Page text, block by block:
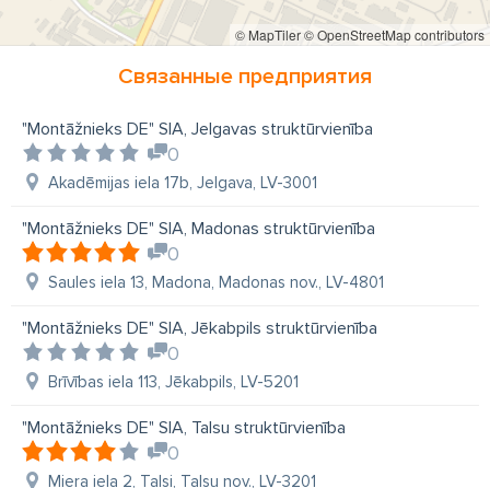
© MapTiler© OpenStreetMap contributors
Связанные предприятия
"Montāžnieks DE" SIA, Jelgavas struktūrvienība
0
Akadēmijas iela 17b, Jelgava, LV-3001
"Montāžnieks DE" SIA, Madonas struktūrvienība
0
Saules iela 13, Madona, Madonas nov., LV-4801
"Montāžnieks DE" SIA, Jēkabpils struktūrvienība
0
Brīvības iela 113, Jēkabpils, LV-5201
"Montāžnieks DE" SIA, Talsu struktūrvienība
0
Miera iela 2, Talsi, Talsu nov., LV-3201